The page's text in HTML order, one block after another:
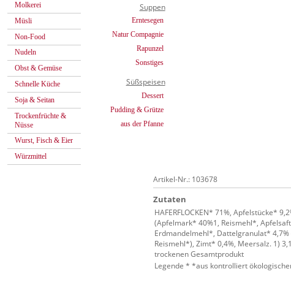
Molkerei
Müsli
Non-Food
Nudeln
Obst & Gemüse
Schnelle Küche
Soja & Seitan
Trockenfrüchte &
Nüsse
Wurst, Fisch & Eier
Würzmittel
Suppen
Erntesegen
Natur Compagnie
Rapunzel
Sonstiges
Süßspeisen
Dessert
Pudding & Grütze
aus der Pfanne
Artikel-Nr.: 103678
Zutaten
HAFERFLOCKEN* 71%, Apfelstücke*
(Apfelmark* 40%1, Reismehl*,
Erdmandelmehl*, Dattelgranulat*
Reismehl*), Zimt* 0,4%, Meersalz. 1)
trockenen Gesamtprodukt
Legende * *aus kontrolliert